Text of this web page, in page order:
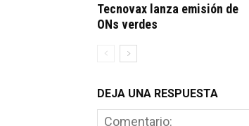
Tecnovax lanza emisión de
ONs verdes
DEJA UNA RESPUESTA